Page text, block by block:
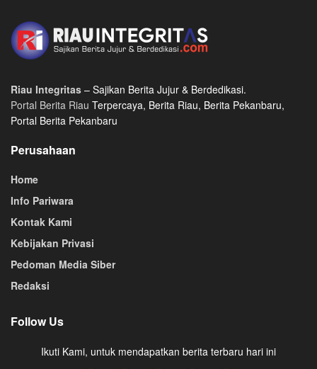
Riau Integritas – Sajikan Berita Jujur & Berdedikasi.
Portal Berita Riau Terpercaya, Berita Riau, Berita Pekanbaru,
Portal Berita Pekanbaru
Perusahaan
Home
Info Pariwara
Kontak Kami
Kebijakan Privasi
Pedoman Media Siber
Redaksi
Follow Us
Ikuti Kami, untuk mendapatkan berita terbaru hari ini